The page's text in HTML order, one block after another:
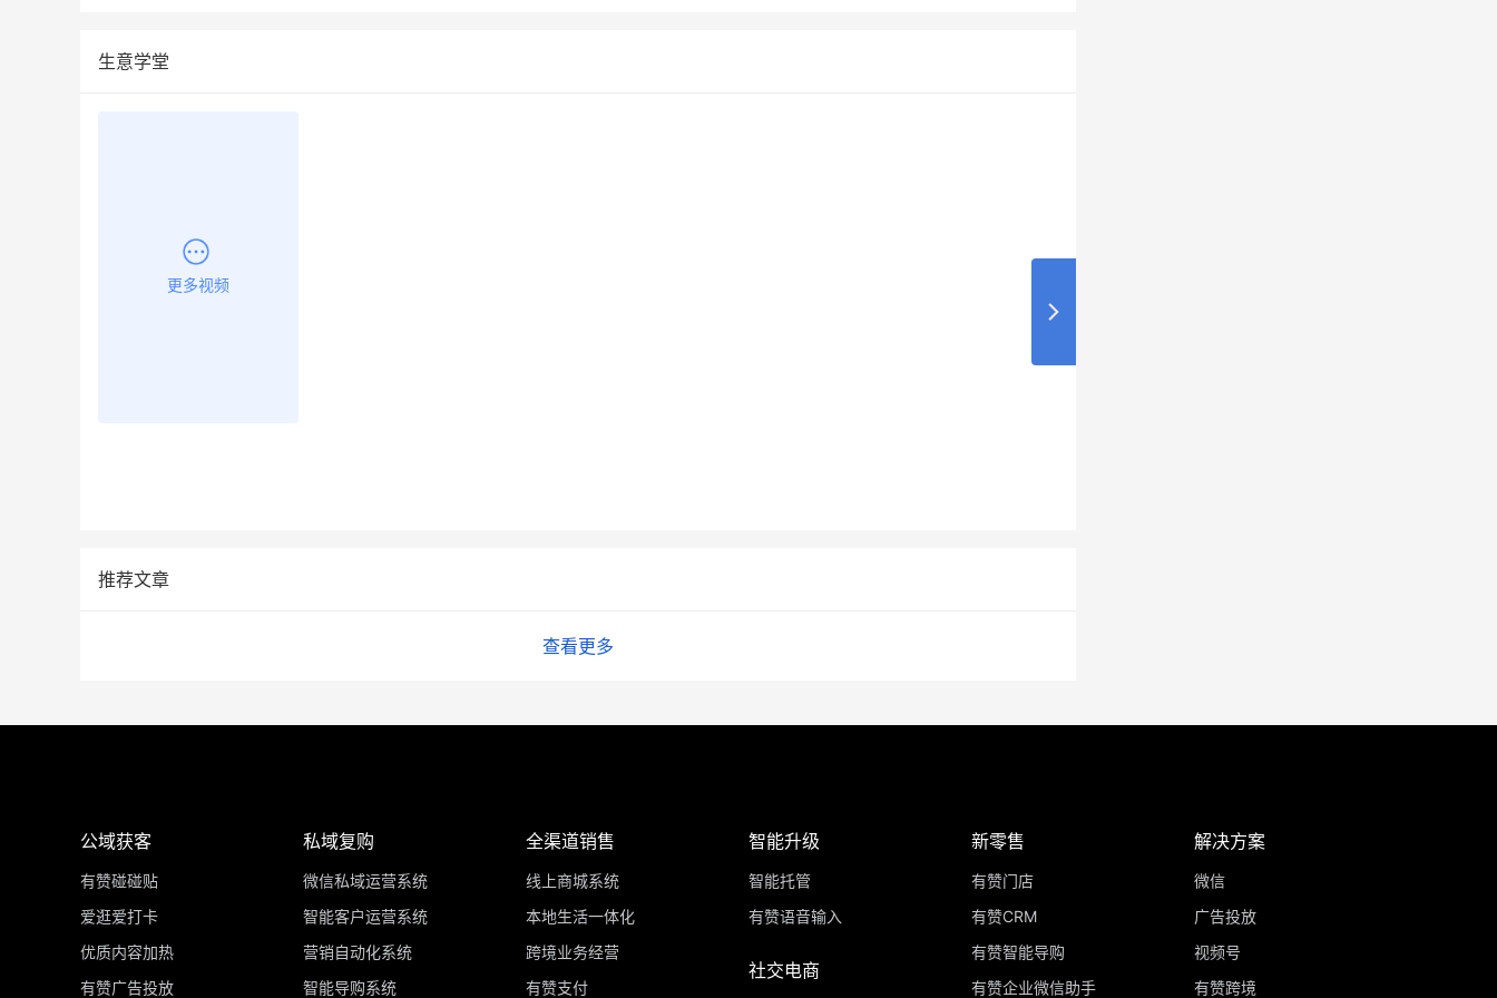
生意学堂
更多视频
推荐文章
查看更多
公域获客
有赞碰碰贴
爱逛爱打卡
优质内容加热
有赞广告投放
私域复购
微信私域运营系统
智能客户运营系统
营销自动化系统
智能导购系统
全渠道销售
线上商城系统
本地生活一体化
跨境业务经营
有赞支付
智能升级
智能托管
有赞语音输入
社交电商
新零售
有赞门店
有赞CRM
有赞智能导购
有赞企业微信助手
解决方案
微信
广告投放
视频号
有赞跨境